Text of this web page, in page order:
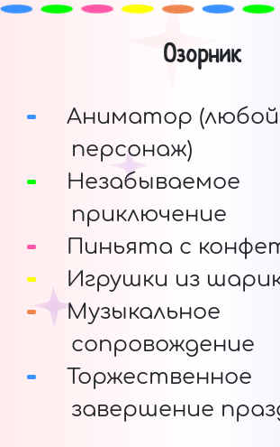
Озорник
Аниматор (любой
персонаж)
Незабываемое
приключение
Пиньята с
Игрушки из
Музыкальное
сопровождение
Торжественное
завершение